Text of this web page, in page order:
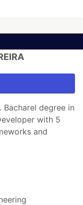
Bacharel degree in
with 5
and